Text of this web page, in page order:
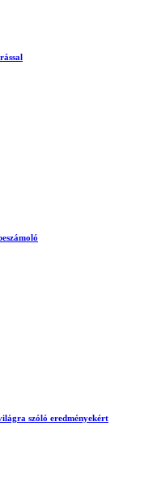
szóló eredményekért